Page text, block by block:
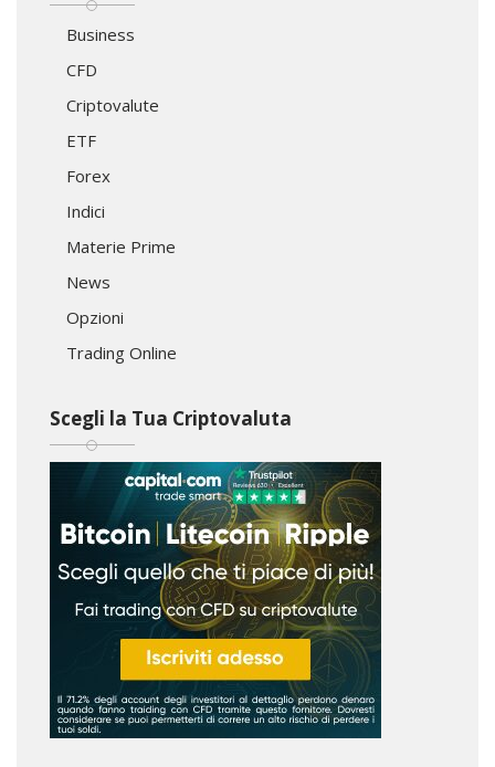
Business
CFD
Criptovalute
ETF
Forex
Indici
Materie Prime
News
Opzioni
Trading Online
Scegli la Tua Criptovaluta